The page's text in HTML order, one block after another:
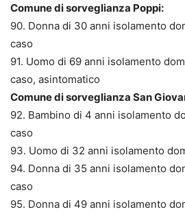
Comune di sorveglianza Poppi:
90. Donna di 30 anni isolamento
caso
91. Uomo di 69 anni isolamento
caso, asintomatico
Comune di sorveglianza San
92. Bambino di 4 anni isolamento
caso
93. Uomo di 32 anni isolamento
94. Donna di 35 anni isolamento
caso
95. Donna di 49 anni isolamento